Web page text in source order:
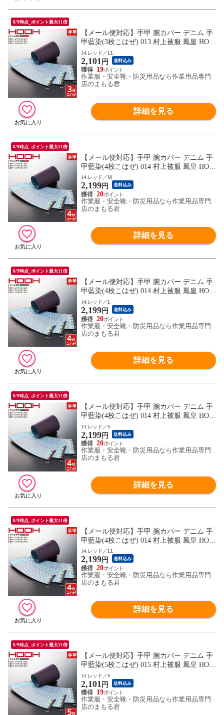
8/9時点_ポイント最大11倍
【メール便対応】手甲 腕カバー デニム 手
甲藍染(3枚こはぜ) 013 村上被服 鳳皇 HOO
H 綿100％ カジュアル お祭り用品 太鼓 衣
装 祭 丈夫 鳶 作業用 作業 秋冬 通年 小さい
サイズ かっこいい おしゃれ
14.レッド／LL
2,101 円 送料込み
19
作業服・安全靴・防災用品なら作業用品専門
店のまもる君
詳細を見る
8/9時点_ポイント最大11倍
【メール便対応】手甲 腕カバー デニム 手
甲藍染(4枚こはぜ) 014 村上被服 鳳皇 HOO
H 綿100％ カジュアル お祭り用品 太鼓 衣
装 祭 丈夫 鳶 作業用 作業 秋冬 通年 小さい
サイズ かっこいい おしゃれ
14.レッド／M
2,199円 送料込み
20
作業服・安全靴・防災用品なら作業用品専門
店のまもる君
詳細を見る
8/9時点_ポイント最大11倍
【メール便対応】手甲 腕カバー デニム 手
甲藍染(4枚こはぜ) 014 村上被服 鳳皇 HOO
H 綿100％ カジュアル お祭り用品 太鼓 衣
装 祭 丈夫 鳶 作業用 作業 秋冬 通年 小さい
サイズ かっこいい おしゃれ
14.レッド／L
2,199円 送料込み
20
作業服・安全靴・防災用品なら作業用品専門
店のまもる君
詳細を見る
8/9時点_ポイント最大11倍
【メール便対応】手甲 腕カバー デニム 手
甲藍染(4枚こはぜ) 014 村上被服 鳳皇 HOO
H 綿100％ カジュアル お祭り用品 太鼓 衣
装 祭 丈夫 鳶 作業用 作業 秋冬 通年 小さい
サイズ かっこいい おしゃれ
14.レッド／S
2,199円 送料込み
20
作業服・安全靴・防災用品なら作業用品専門
店のまもる君
詳細を見る
8/9時点_ポイント最大11倍
【メール便対応】手甲 腕カバー デニム 手
甲藍染(4枚こはぜ) 014 村上被服 鳳皇 HOO
H 綿100％ カジュアル お祭り用品 太鼓 衣
装 祭 丈夫 鳶 作業用 作業 秋冬 通年 小さい
サイズ かっこいい おしゃれ
14.レッド／LL
2,199円 送料込み
20
作業服・安全靴・防災用品なら作業用品専門
店のまもる君
詳細を見る
8/9時点_ポイント最大11倍
【メール便対応】手甲 腕カバー デニム 手
甲藍染(5枚こはぜ) 015 村上被服 鳳皇 HOO
H 綿100％ カジュアル お祭り用品 太鼓 衣
装 祭 丈夫 鳶 作業用 作業 秋冬 通年 小さい
サイズ かっこいい おしゃれ
14.レッド／S
2,101 円 送料込み
19
作業服・安全靴・防災用品なら作業用品専門
店のまもる君